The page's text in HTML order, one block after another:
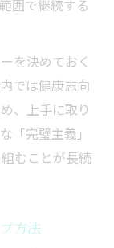
ト習慣の工
り方
ト習慣の魅
イプアップ
囲で継続する
を決めておく
では健康志向
、上手に取り
「完璧主義」
むことが長続
方法